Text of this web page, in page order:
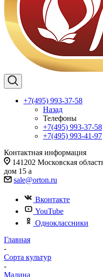
+7(495) 993-37-58
Назад
Телефоны
+7(495) 993-37-58
+7(495) 993-41-97
Контактная информация
141202 Московская
дом 15 а
sale@orton.ru
Вконтакте
YouTube
Одноклассники
Главная
-
Сорта культур
-
Малина